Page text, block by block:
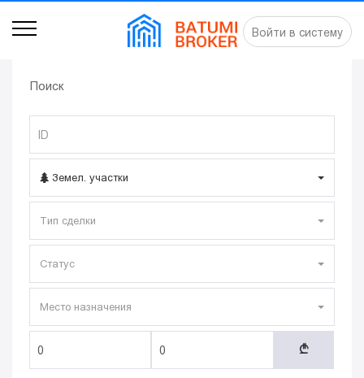
Войти в систему
Поиск
Земел. участки
Тип сделки
Статус
Место назначения
A